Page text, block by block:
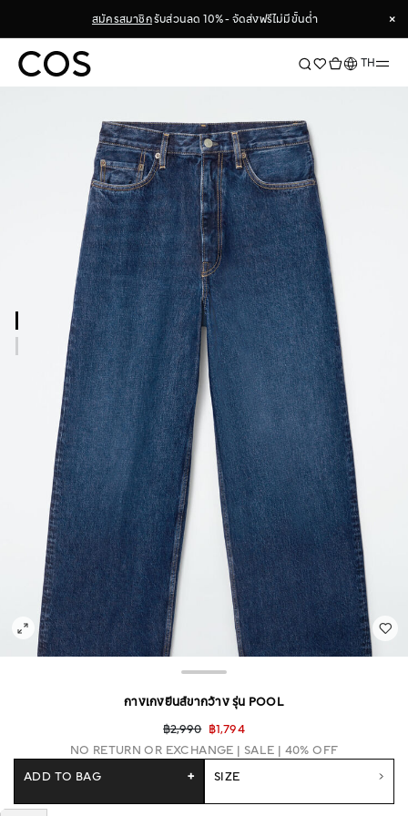
สมัครสมาชิกรับส่วนลด 10% - จัดส่งฟรีไม่มีขั้นต่ำ
×
×
ภาษาTH
กางเกงยีนส์ขากว้าง รุ่น POOL
฿2,990 ฿1,794
NO RETURN OR EXCHANGE
SALE | 40% OFF
SIZE
ADD TO BAG +